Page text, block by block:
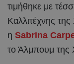
τιμήθηκε με
Καλλιτέχνης
η Sabrina
το Άλμπουμ της